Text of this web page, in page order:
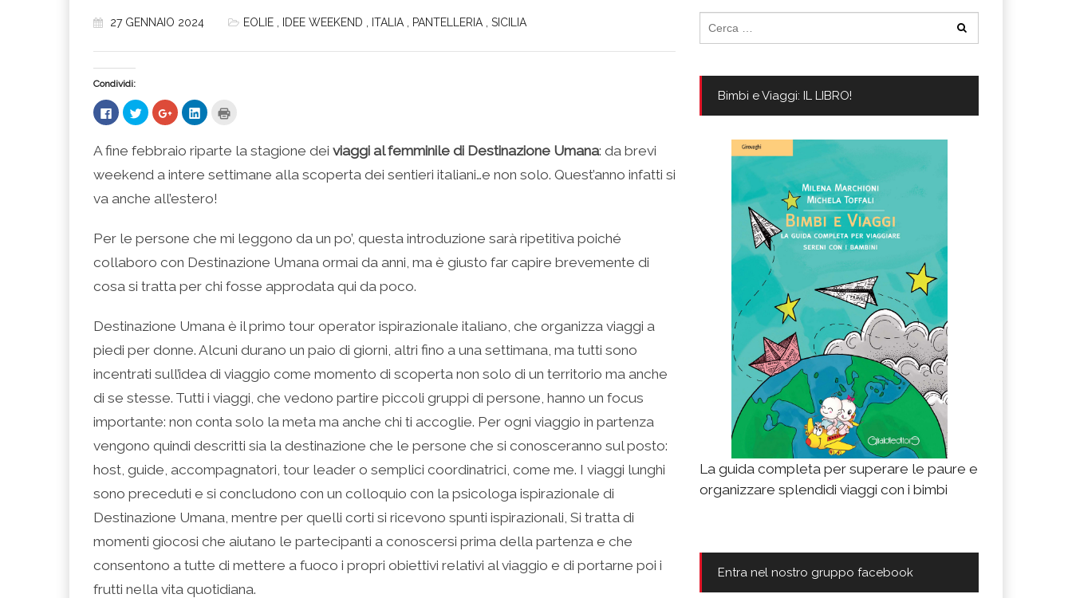
27 GENNAIO 2024 EOLIE IDEE WEEKEND ITALIA PANTELLERIA SICILIA
Condividi:
Fai
clic
su
Facebook
(Si
apre
una
nuova
Fai
clic
condividere
su
Twitter
(Si
in
una
Fai
clic
condividere
su
Google+
(Si
in
una
Fai
clic
condividere
su
LinkedIn
(Si
in
una
stampare
(Si
apre
in
A fine febbraio riparte la stagione dei viaggi al femminile di Destinazione Umana: da brevi
weekend a intere settimane alla scoperta dei sentieri italiani…e non solo. Quest’anno infatti si
va anche all’estero!
Per le persone che mi leggono da un po’, questa introduzione sarà ripetitiva poiché
collaboro con Destinazione Umana ormai da anni, ma è giusto far capire brevemente di
cosa si tratta per chi fosse approdata qui da poco.
Destinazione Umana è il primo tour operator ispirazionale italiano, che organizza viaggi a
piedi per donne. Alcuni durano un paio di giorni, altri fino a una settimana, ma tutti sono
incentrati sull’idea di viaggio come momento di scoperta non solo di un territorio ma anche
di se stesse. Tutti i viaggi, che vedono partire piccoli gruppi di persone, hanno un focus
importante: non conta solo la meta ma anche chi ti accoglie. Per ogni viaggio in partenza
vengono quindi descritti sia la destinazione che le persone che si conosceranno sul posto:
host, guide, accompagnatori, tour leader o semplici coordinatrici, come me. I viaggi lunghi
sono preceduti e si concludono con un colloquio con la psicologa ispirazionale di
Destinazione Umana, mentre per quelli corti si ricevono spunti ispirazionali, Si tratta di
momenti giocosi che aiutano le partecipanti a conoscersi prima della partenza e che
consentono a tutte di mettere a fuoco i propri obiettivi relativi al viaggio e di portarne poi i
frutti nella vita quotidiana.
per:
Bimbi e Viaggi: IL LIBRO!
La guida completa per superare le paure e
organizzare splendidi viaggi con i bimbi
Entra nel nostro gruppo facebook